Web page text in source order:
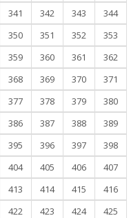
341 342 343
344
350 351 352
353
359 360 361
362
368 369 370
371
377 378 379
380
386 387 388
389
395 396 397
398
404 405 406
407
413 414 415
416
422 423 424 425